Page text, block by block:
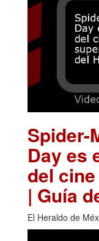
Spider-
Day es
del
| Guía
El Heraldo de